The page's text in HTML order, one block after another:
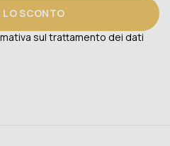
SCONTO
sul trattamento dei dati